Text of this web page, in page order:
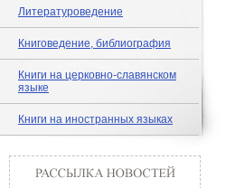
Литературоведение
Книговедение, библиография
Книги на церковно-славянском
языке
Книги на иностранных языках